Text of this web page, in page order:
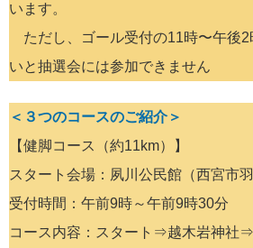
います。
ただし、ゴール受付の11時〜午後2
いと抽選会には参加できません
＜３つのコースのご紹介＞
【健脚コース（約11km）】
スタート会場：夙川公民館（西宮市羽
受付時間：午前9時～午前9時30分
コース内容：スタート⇒越木岩神社